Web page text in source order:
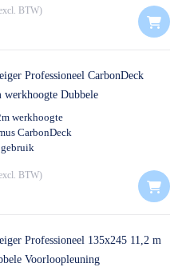
BTW
Professioneel CarbonDeck
werkhoogte Dubbele
werkhoogte
CarbonDeck
gebruik
BTW
Professioneel 135x245 11,2 m
Voorloopleuning